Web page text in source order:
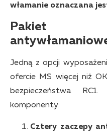
włamanie oznaczana
Pakiet
Jedną z opcji
ofercie MS więcej niż
bezpieczeństwa
komponenty:
Cztery zaczepy